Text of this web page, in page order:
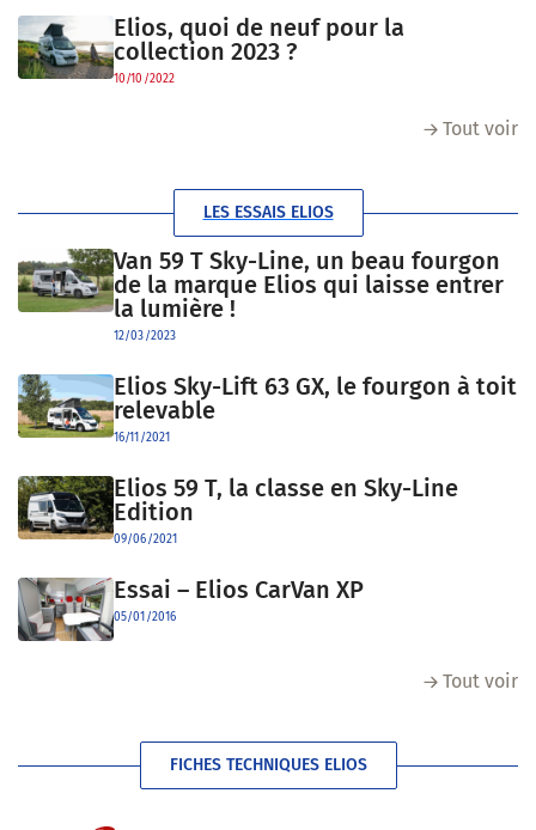
Elios, quoi de neuf pour la
collection 2023 ?
10/10/2022
Tout voir
LES ESSAIS ELIOS
Van 59 T Sky-Line, un beau fourgon
de la marque Elios qui laisse entrer
la lumière !
12/03/2023
Elios Sky-Lift 63 GX, le fourgon à toit
relevable
16/11/2021
Elios 59 T, la classe en Sky-Line
Edition
09/06/2021
Essai – Elios CarVan XP
05/01/2016
Tout voir
FICHES TECHNIQUES ELIOS